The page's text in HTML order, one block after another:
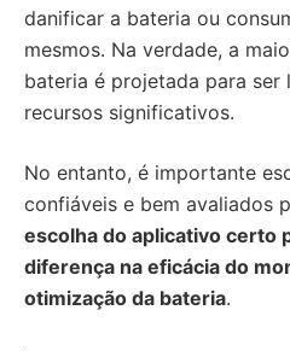
danificar a bateria ou
mesmos. Na verdade, a
bateria é projetada para ser
recursos significativos.
No entanto, é importante
confiáveis e bem avaliados
escolha do aplicativo certo
diferença na eficácia do
otimização da bateria.